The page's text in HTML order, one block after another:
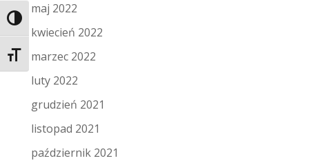
Toggle High Contrast
Toggle Font size
maj 2022
kwiecień 2022
marzec 2022
luty 2022
grudzień 2021
listopad 2021
październik 2021